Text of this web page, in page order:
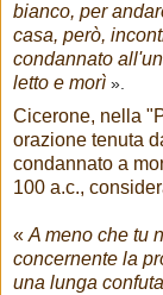
bianco, per
casa, però,
condannato
letto e morì ».
Cicerone, nella
orazione tenuta
condannato a
100 a.c.,
« A meno che tu
concernente la
una lunga